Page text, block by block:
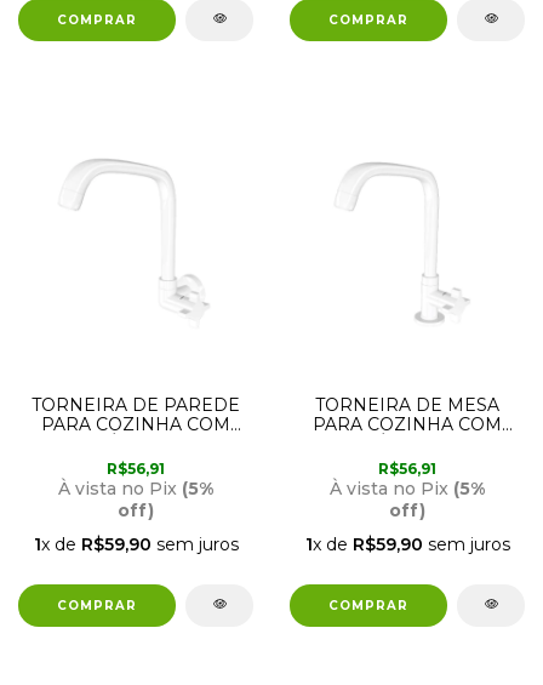
TORNEIRA DE PAREDE
PARA COZINHA COM
LORENZETTI
R$56,91
À vista no Pix (5%
off)
1x de R$59,90 sem juros
TORNEIRA DE MESA
PARA COZINHA COM
1167 F64 LORENZETTI
R$56,91
À vista no Pix (5%
off)
1x de R$59,90 sem juros